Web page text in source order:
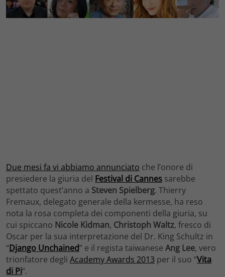
Due mesi fa vi abbiamo annunciato che l’onore di
presiedere la giuria del Festival di Cannes sarebbe
spettato quest’anno a Steven Spielberg. Thierry
Fremaux, delegato generale della kermesse, ha reso
nota la rosa completa dei componenti della giuria, su
cui spiccano Nicole Kidman, Christoph Waltz, fresco di
Oscar per la sua interpretazione del Dr. King Schultz in
“Django Unchained” e il regista taiwanese Ang Lee, vero
trionfatore degli Academy Awards 2013 per il suo “Vita
di Pi“.